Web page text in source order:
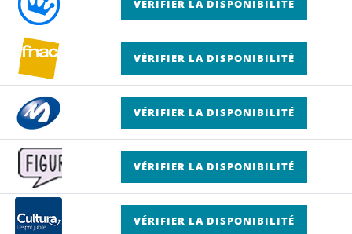
VÉRIFIER LA DISPONIBILITÉ
VÉRIFIER LA DISPONIBILITÉ
VÉRIFIER LA DISPONIBILITÉ
VÉRIFIER LA DISPONIBILITÉ
VÉRIFIER LA DISPONIBILITÉ